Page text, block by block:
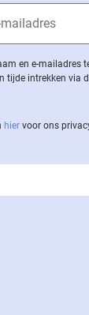
en e-mailadres
tijde intrekken via
hier voor ons